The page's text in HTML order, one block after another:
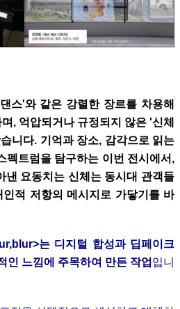
스'와 같은 강렬한 장르를 차용해
, 억압되거나 규정되지 않은 '신체
니다. 기억과 장소, 감각으로 읽는
펙트럼을 탐구하는 이번 전시에서,
낸 요동치는 신체는 동시대 관객들
적 저항의 메시지로 가닿기를 바
는 디지털 합성과 딥페이크
인 느낌에 주목하여 만든 작업 입니